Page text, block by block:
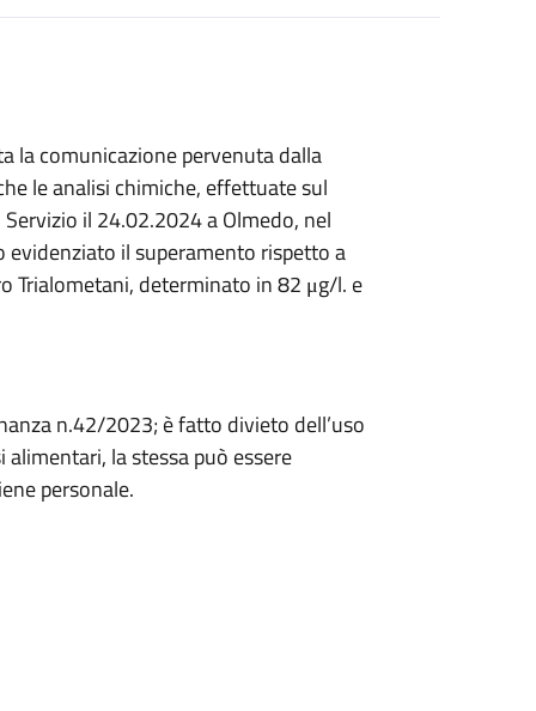
la comunicazione pervenuta dalla
le analisi chimiche, effettuate sul
il 24.02.2024 a Olmedo, nel
il superamento rispetto a
Trialometani, determinato in 82 μg/l. e
n.42/2023; è fatto divieto dell’uso
la stessa può essere
personale.